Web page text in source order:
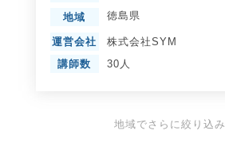
地域 徳島県
運営会社
株式会社SYM
講師数
30人
地域でさらに絞り込み